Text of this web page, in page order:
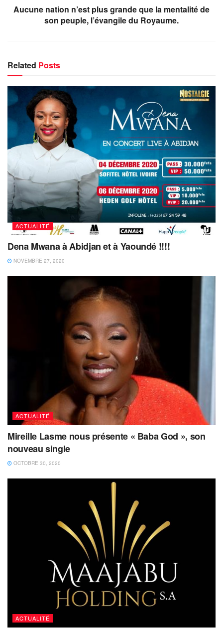
Aucune nation n’est plus grande que la mentalité de
son peuple, l’évangile du Royaume.
Related Posts
ACTUALITÉ
Dena Mwana à Abidjan et à Yaoundé !!!!
NOVEMBRE 27, 2020
ACTUALITÉ
Mireille Lasme nous présente « Baba God », son
nouveau single
OCTOBRE 30, 2020
ACTUALITÉ